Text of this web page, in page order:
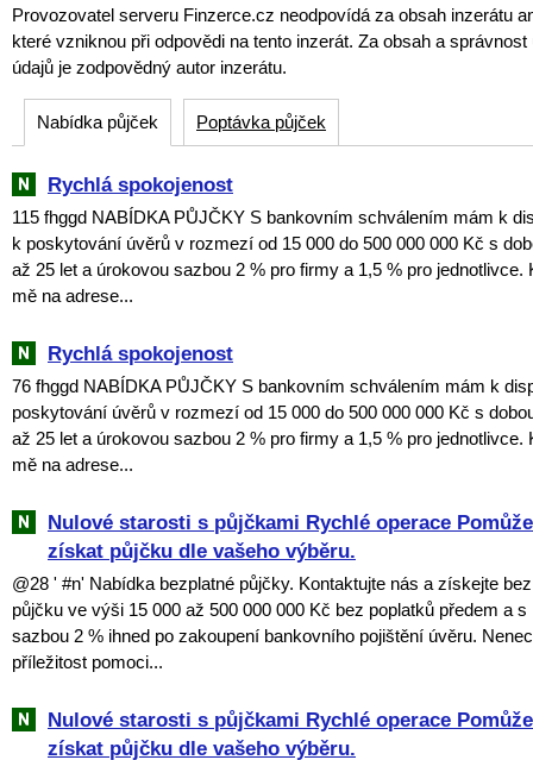
Provozovatel serveru Finzerce.cz neodpovídá za obsah inzerátu
které vzniknou při odpovědi na tento inzerát. Za obsah a
údajů je zodpovědný autor inzerátu.
Nabídka půjček Poptávka půjček
Rychlá spokojenost
115 fhggd NABÍDKA PŮJČKY S bankovním schválením mám k
k poskytování úvěrů v rozmezí od 15 000 do 500 000 000 Kč s
až 25 let a úrokovou sazbou 2 % pro firmy a 1,5 % pro jednotlivce.
mě na adrese...
Rychlá spokojenost
76 fhggd NABÍDKA PŮJČKY S bankovním schválením mám k
poskytování úvěrů v rozmezí od 15 000 do 500 000 000 Kč s
až 25 let a úrokovou sazbou 2 % pro firmy a 1,5 % pro jednotlivce.
mě na adrese...
Nulové starosti s půjčkami Rychlé operace
získat půjčku dle vašeho výběru.
@28 ' #n' Nabídka bezplatné půjčky. Kontaktujte nás a získejte
půjčku ve výši 15 000 až 500 000 000 Kč bez poplatků předem a s
sazbou 2 % ihned po zakoupení bankovního pojištění úvěru.
příležitost pomoci...
Nulové starosti s půjčkami Rychlé operace
získat půjčku dle vašeho výběru.